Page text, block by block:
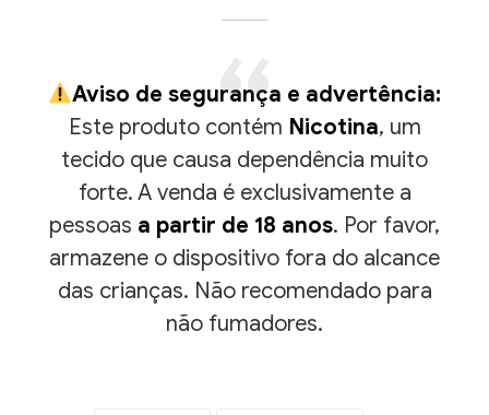
Aviso de segurança e advertência:
Este produto contém Nicotina, um
tecido que causa dependência muito
forte. A venda é exclusivamente a
pessoas a partir de 18 anos. Por favor,
armazene o dispositivo fora do alcance
das crianças. Não recomendado para
não fumadores.